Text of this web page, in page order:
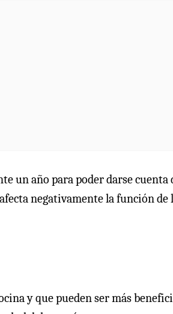
un año para poder darse cuenta
negativamente la función de
y que pueden ser más